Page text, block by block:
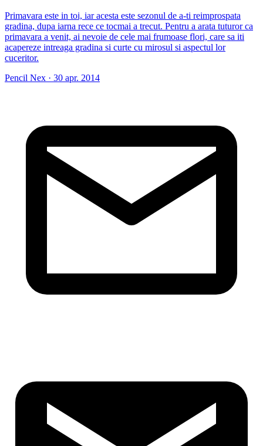
Primavara este in toi, iar acesta este sezonul de a-ti reimprospata
gradina, dupa iarna rece ce tocmai a trecut. Pentru a arata tuturor ca
primavara a venit, ai nevoie de cele mai frumoase flori, care sa iti
acapereze intreaga gradina si curte cu mirosul si aspectul lor
cuceritor.
Pencil Nex · 30 apr. 2014